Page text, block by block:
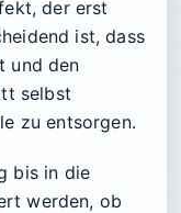
der erst
ist, dass
und den
selbst
zu entsorgen.
bis in die
werden, ob